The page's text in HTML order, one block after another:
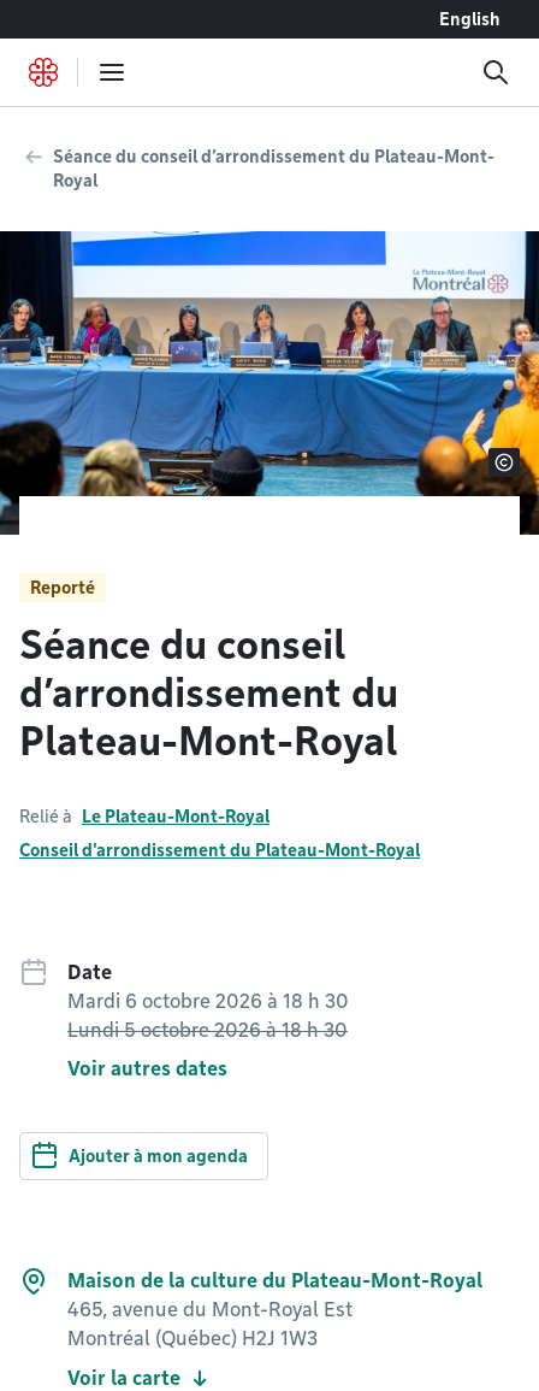
English
Séance du conseil d’arrondissement du Plateau-Mont-
Royal
Reporté
Séance du conseil
d’arrondissement du
Plateau-Mont-Royal
Relié à
Le Plateau-Mont-Royal
Conseil d'arrondissement du Plateau-Mont-Royal
Date
Mardi 6 octobre 2026 à 18 h 30
Date prévue le
Lundi 5 octobre 2026 à 18 h 30
Voir autres dates
Ajouter à mon agenda
Maison de la culture du Plateau-Mont-Royal
465, avenue du Mont-Royal Est
Montréal (Québec) H2J 1W3
Voir la carte